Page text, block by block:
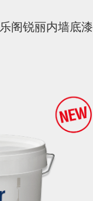
阁锐丽内墙底漆